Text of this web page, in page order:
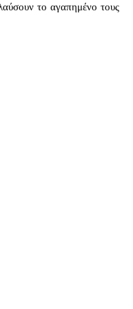
το αγαπημένο τους